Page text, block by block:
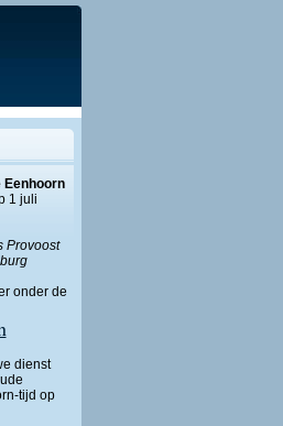
Eenhoorn
1 juli
Provoost
onder de
dienst
tijd op